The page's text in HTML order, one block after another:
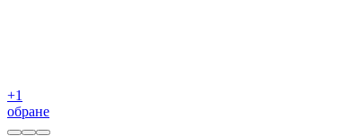
+1
обране